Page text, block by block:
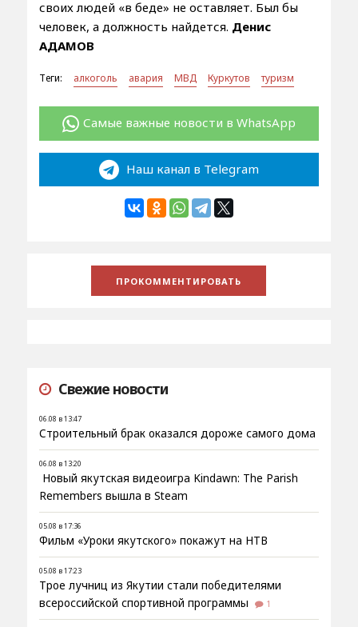
своих людей «в беде» не оставляет. Был бы
человек, а должность найдется. Денис
АДАМОВ
Теги: алкоголь авария МВД Куркутов туризм
Самые важные новости в WhatsApp
Наш канал в Telegram
Свежие новости
06.08 в 13:47
Строительный брак оказался дороже самого дома
06.08 в 13:20
Новый якутская видеоигра Kindawn: The Parish
Remembers вышла в Steam
05.08 в 17:36
Фильм «Уроки якутского» покажут на НТВ
05.08 в 17:23
Трое лучниц из Якутии стали победителями
всероссийской спортивной программы
1